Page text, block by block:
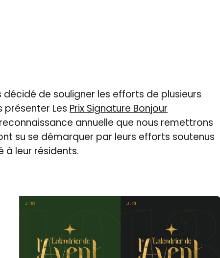
de souligner les efforts de plusieurs
présenter Les Prix Signature Bonjour
annuelle que nous remettrons
su se démarquer par leurs efforts soutenus
à leur résidents.